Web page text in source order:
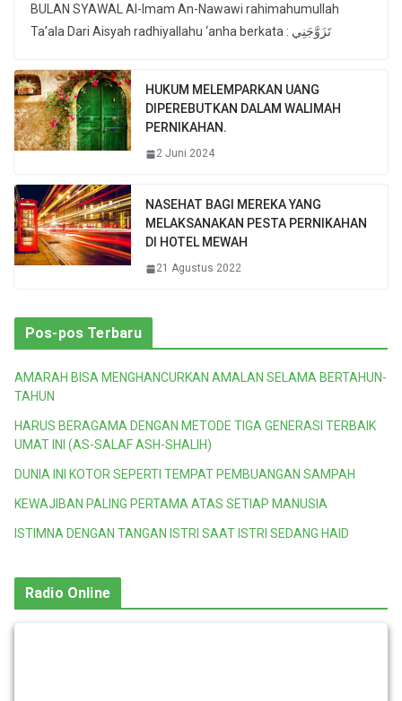
BULAN SYAWAL Al-Imam An-Nawawi rahimahumullah
Ta’ala Dari Aisyah radhiyallahu ‘anha berkata : تَزَوَّجَنِي
HUKUM MELEMPARKAN UANG
DIPEREBUTKAN DALAM WALIMAH
PERNIKAHAN.
2 Juni 2024
NASEHAT BAGI MEREKA YANG
MELAKSANAKAN PESTA PERNIKAHAN
DI HOTEL MEWAH
21 Agustus 2022
Pos-pos Terbaru
AMARAH BISA MENGHANCURKAN AMALAN SELAMA BERTAHUN-
TAHUN
HARUS BERAGAMA DENGAN METODE TIGA GENERASI TERBAIK
UMAT INI (AS-SALAF ASH-SHALIH)
DUNIA INI KOTOR SEPERTI TEMPAT PEMBUANGAN SAMPAH
KEWAJIBAN PALING PERTAMA ATAS SETIAP MANUSIA
ISTIMNA DENGAN TANGAN ISTRI SAAT ISTRI SEDANG HAID
Radio Online